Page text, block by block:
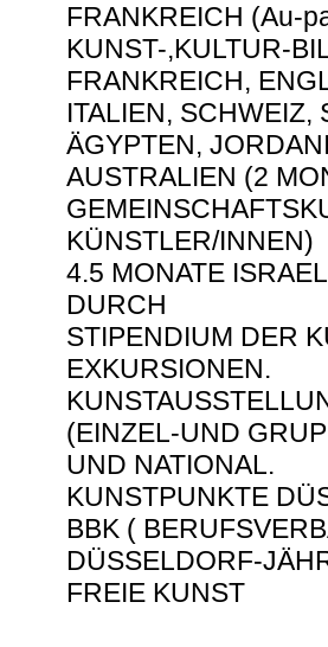
FRANKREICH (Au-
KUNST-,KULTUR-
FRANKREICH,
ITALIEN, SCHWEIZ,
ÄGYPTEN,
AUSTRALIEN (2
KÜNSTLER/INNEN)
4.5 MONATE
DURCH
STIPENDIUM DER
EXKURSIONEN.
(EINZEL-UND
UND NATIONAL.
KUNSTPUNKTE
BBK (
DÜSSELDORF-
FREIE KUNST